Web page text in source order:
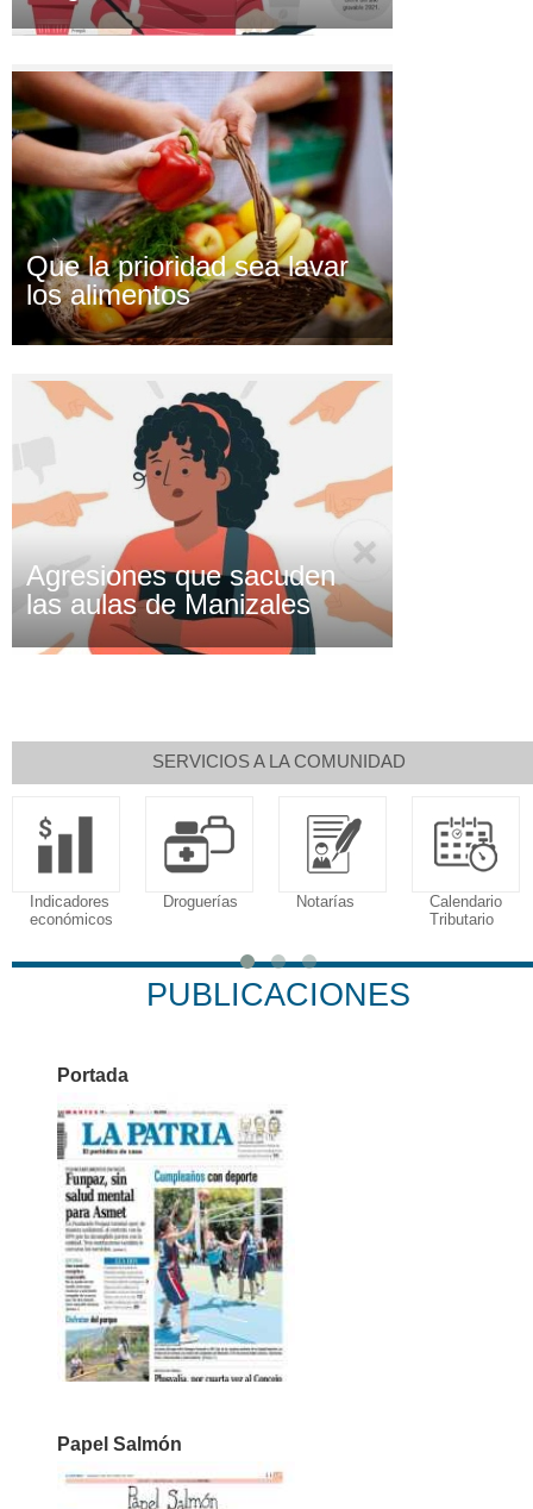
Que la prioridad sea lavar
los alimentos
Agresiones que sacuden
las aulas de Manizales
SERVICIOS A LA COMUNIDAD
Indicadores
económicos
Droguerías Notarías
Calendario
Tributario
PUBLICACIONES
Portada
Papel Salmón